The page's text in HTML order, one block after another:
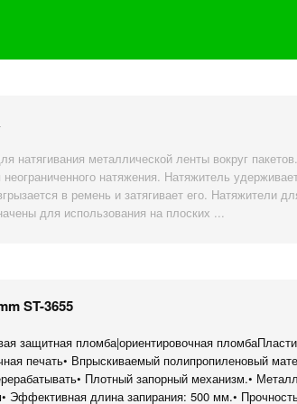
натягивания металлической ленты вокруг
натяжения. Натяжитель
в ремень и затягивает его. Натяжители
для использования на плоских ...
ST-3655
защитная пломба|ориентировочная
печать• Впрыскиваемый полипропиленовый
Плотный запорный механизм.•
Эффективная длина запирания: 500 мм.•